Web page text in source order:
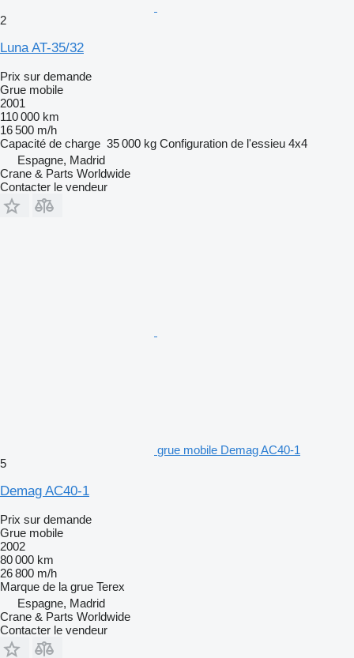
2
Luna AT-35/32
Prix sur demande
Grue mobile
2001
110 000 km
16 500 m/h
Capacité de charge 35 000 kg Configuration de l'essieu 4x4
Espagne, Madrid
Crane & Parts Worldwide
Contacter le vendeur
grue mobile Demag AC40-1
5
Demag AC40-1
Prix sur demande
Grue mobile
2002
80 000 km
26 800 m/h
Marque de la grue Terex
Espagne, Madrid
Crane & Parts Worldwide
Contacter le vendeur